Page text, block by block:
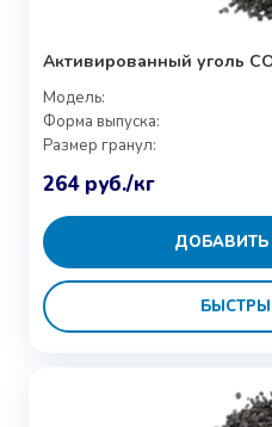
Активированный уголь
Модель:
Форма выпуска:
Размер гранул:
264 руб./кг
ДОБАВИТЬ